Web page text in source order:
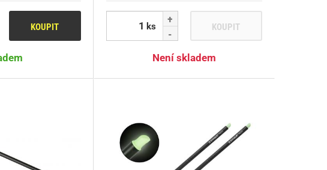
KOUPIT ks KOUPIT
Není skladem